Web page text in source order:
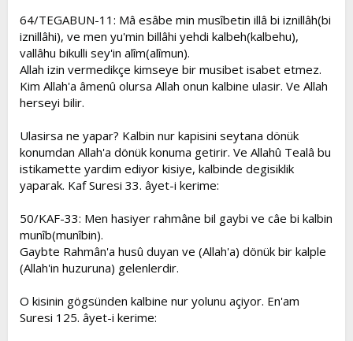
64/TEGABUN-11: Mâ esâbe min musîbetin illâ bi iznillâh(bi
iznillâhi), ve men yu'min billâhi yehdi kalbeh(kalbehu),
vallâhu bikulli sey'in alîm(alîmun).
Allah izin vermedikçe kimseye bir musibet isabet etmez.
Kim Allah'a âmenû olursa Allah onun kalbine ulasir. Ve Allah
herseyi bilir.
Ulasirsa ne yapar? Kalbin nur kapisini seytana dönük
konumdan Allah'a dönük konuma getirir. Ve Allahû Tealâ bu
istikamette yardim ediyor kisiye, kalbinde degisiklik
yaparak. Kaf Suresi 33. âyet-i kerime:
50/KAF-33: Men hasiyer rahmâne bil gaybi ve câe bi kalbin
munîb(munîbin).
Gaybte Rahmân'a husû duyan ve (Allah'a) dönük bir kalple
(Allah'in huzuruna) gelenlerdir.
O kisinin gögsünden kalbine nur yolunu açiyor. En'am
Suresi 125. âyet-i kerime: